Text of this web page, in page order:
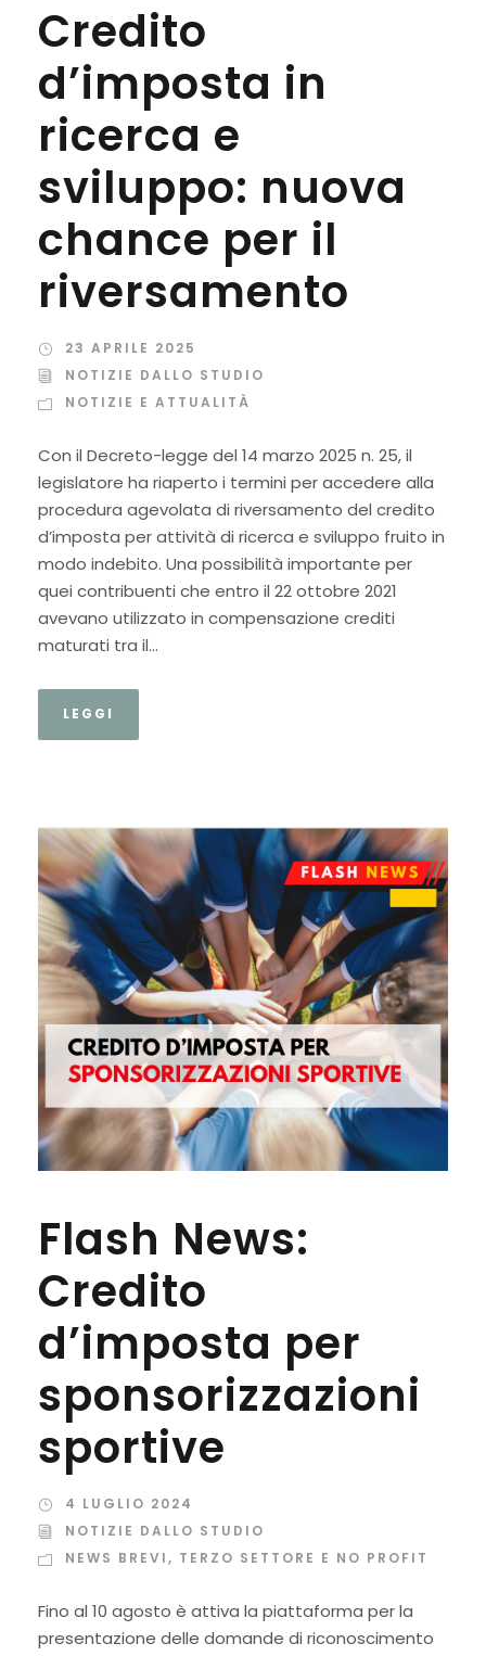
Credito
d’imposta in
ricerca e
sviluppo: nuova
chance per il
riversamento
23 APRILE 2025
NOTIZIE DALLO STUDIO
NOTIZIE E ATTUALITÀ
Con il Decreto-legge del 14 marzo 2025 n. 25, il
legislatore ha riaperto i termini per accedere alla
procedura agevolata di riversamento del credito
d’imposta per attività di ricerca e sviluppo fruito in
modo indebito. Una possibilità importante per
quei contribuenti che entro il 22 ottobre 2021
avevano utilizzato in compensazione crediti
maturati tra il...
LEGGI
Flash News:
Credito
d’imposta per
sponsorizzazioni
sportive
4 LUGLIO 2024
NOTIZIE DALLO STUDIO
NEWS BREVI, TERZO SETTORE E NO PROFIT
Fino al 10 agosto è attiva la piattaforma per la
presentazione delle domande di riconoscimento